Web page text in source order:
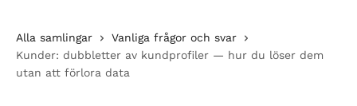
Alla samlingar
Vanliga frågor och svar
Kunder: dubbletter av kundprofiler — hur du löser dem
utan att förlora data